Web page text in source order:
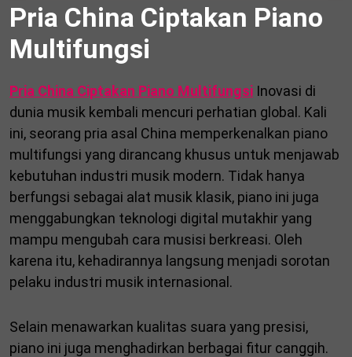
Pria China Ciptakan Piano
Multifungsi
Pria China Ciptakan Piano Multifungsi Inovasi di
dunia musik kembali mencuri perhatian global. Kali
ini, seorang pria asal China memperkenalkan piano
multifungsi yang dirancang khusus untuk menjawab
kebutuhan industri musik modern. Tidak hanya
berfungsi sebagai alat musik klasik, piano ini juga
menggabungkan teknologi digital mutakhir yang
mampu mengubah cara musisi berkreasi. Oleh
karena itu, kehadirannya langsung menjadi sorotan
pelaku industri musik internasional.
Selain menawarkan kualitas suara yang presisi,
piano ini juga menghadirkan berbagai fitur canggih.